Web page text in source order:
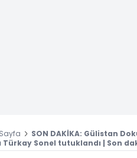
SON DAKİKA: Gülistan
Sonel tutuklandı | Son